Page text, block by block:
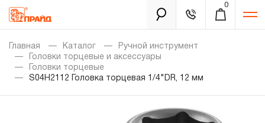
0
Каталог
Золотая лихорадка
Главная Каталог
Ручной инструмент
Головки торцевые и аксессуары
Головки торцевые
S04H2112 Головка торцевая 1/4"DR, 12 мм